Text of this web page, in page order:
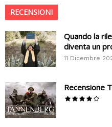
RECENSIONI
Quando la
diventa un
11 Dicembre
Recensione